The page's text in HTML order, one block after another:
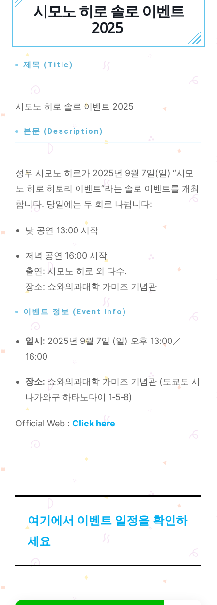
시모노 히로 솔로 이벤트
2025
제목 (Title)
시모노 히로 솔로 이벤트 2025
본문 (Description)
성우 시모노 히로가 2025년 9월 7일(일) “시모
노 히로 히토리 이벤트”라는 솔로 이벤트를 개최
합니다. 당일에는 두 회로 나뉩니다:
낮 공연 13:00 시작
저녁 공연 16:00 시작
출연: 시모노 히로 외 다수.
장소: 쇼와의과대학 가미조 기념관
이벤트 정보 (Event Info)
일시: 2025년 9월 7일 (일) 오후 13:00／
16:00
장소: 쇼와의과대학 가미조 기념관 (도쿄도 시
나가와구 하타노다이 1‑5‑8)
Official Web : Click here
여기에서 이벤트 일정을 확인하
세요